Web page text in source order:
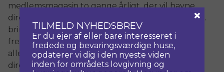
medlemsmagasin to gange årligt, der vil havne
direkte i medlemmernes postkasser. Her vil vi bl.a.
bringe nyheder, gode råd og artikler fra landets
fredede og bevaringsværdige bygninger. Er man
allerede nysgerrig, ligger vores udgivelse læses
direkte på hjemmesiden.
TILMELD NYHEDSBREV
Er du ejer af eller bare interesseret i
fredede og bevaringsværdige huse,
opdaterer vi dig i den nyeste viden
inden for områdets lovgivning og
×